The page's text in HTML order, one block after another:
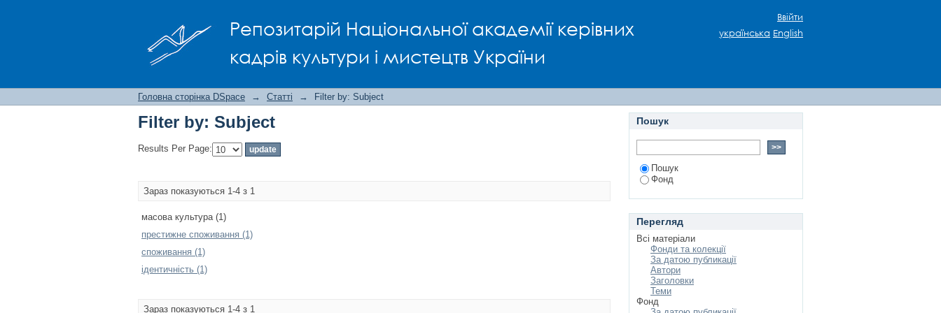
Репозитарій Національної академії керівних
кадрів культури і мистецтв України
Ввійти
українська English
Головна сторінка DSpace → Статті → Filter by: Subject
Filter by: Subject
Results Per Page:
Зараз показуються 1-4 з 1
масова культура (1)
престижне споживання (1)
споживання (1)
ідентичність (1)
Зараз показуються 1-4 з 1
Пошук
Пошук
Фонд
Перегляд
Всі матеріали
Фонди та колекції
За датою публикації
Автори
Заголовки
Теми
Фонд